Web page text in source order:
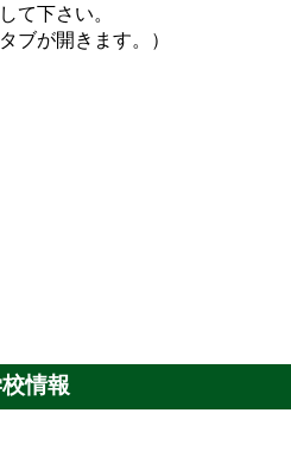
て下さい。
ブが開きます。）
情報